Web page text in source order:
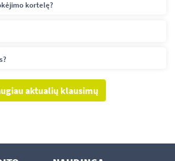
kortelę?
aktualių klausimų